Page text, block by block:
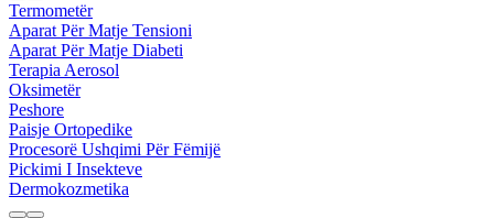
Termometër
Aparat Për Matje Tensioni
Aparat Për Matje Diabeti
Terapia Aerosol
Oksimetër
Peshore
Paisje Ortopedike
Procesorë Ushqimi Për Fëmijë
Pickimi I Insekteve
Dermokozmetika